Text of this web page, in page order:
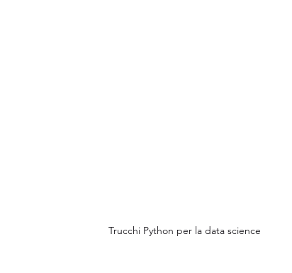
Trucchi Python per la data science